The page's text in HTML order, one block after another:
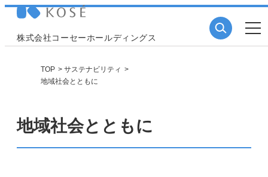
株式会社コーセーホールディングス
TOP
サステナビリティ
地域社会とともに
地域社会とともに